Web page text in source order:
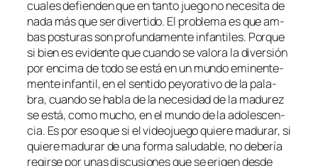
cua­les de­fien­den que en tan­to jue­go no ne­ce­si­ta de
na­da más que ser di­ver­ti­do. El pro­ble­ma es que am­
bas pos­tu­ras son pro­fun­da­men­te in­fan­ti­les. Porque
si bien es evi­den­te que cuan­do se va­lo­ra la di­ver­sión
por en­ci­ma de to­do se es­tá en un mun­do emi­nen­te­
men­te in­fan­til, en el sen­ti­do pe­yo­ra­ti­vo de la pa­la­
bra, cuan­do se ha­bla de la ne­ce­si­dad de la ma­du­rez
se es­tá, co­mo mu­cho, en el mun­do de la ado­les­cen­
cia. Es por eso que si el vi­deo­jue­go quie­re ma­du­rar, si
quie­re ma­du­rar de una for­ma sa­lu­da­ble, no de­be­ría
re­gir­se por unas dis­cu­sio­nes que se eri­gen des­de